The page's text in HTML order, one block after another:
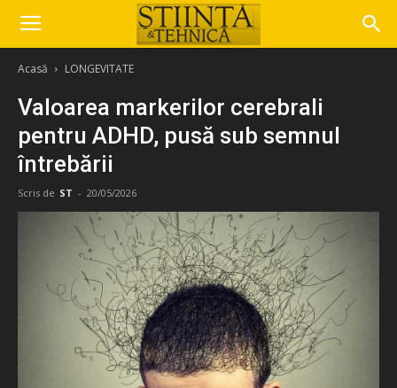
Acasă LONGEVITATE
Valoarea markerilor cerebrali
pentru ADHD, pusă sub semnul
întrebării
Scris de ST - 20/05/2026